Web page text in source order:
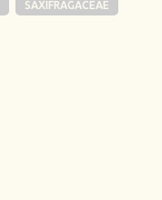
SAXIFRAGACEAE